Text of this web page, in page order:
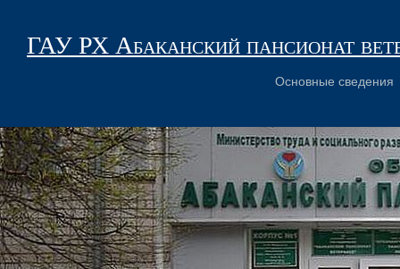
ГАУ РХ Абаканский пансионат
Основные сведения